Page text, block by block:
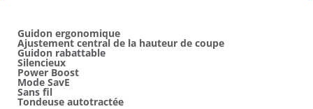
Guidon ergonomique
Ajustement central de la hauteur de coupe
Guidon rabattable
Silencieux
Power Boost
Mode SavE
Sans fil
Tondeuse autotractée